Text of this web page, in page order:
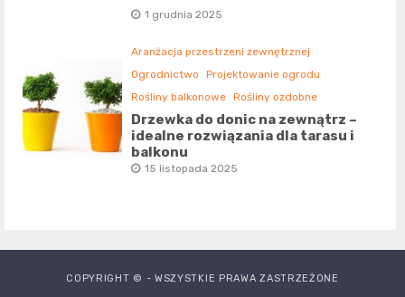
1 grudnia 2025
Aranżacja przestrzeni zewnętrznej
Ogrodnictwo
Projektowanie ogrodu
Rośliny balkonowe Rośliny ozdobne
Drzewka do donic na zewnątrz –
idealne rozwiązania dla tarasu i
balkonu
15 listopada 2025
COPYRIGHT © - WSZYSTKIE PRAWA ZASTRZEŻONE